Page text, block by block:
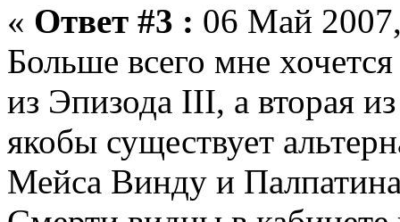
« Ответ #3 : 06 Май
Больше всего мне
из Эпизода III, а вторая
якобы существует
Мейса Винду и